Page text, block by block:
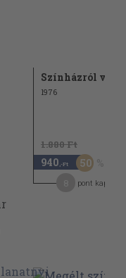
Színházról
1976
1.880 Ft
940 ,-Ft 50
pont kapható